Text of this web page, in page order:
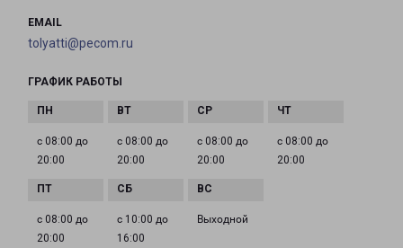
EMAIL
tolyatti@pecom.ru
ГРАФИК РАБОТЫ
с 08:00 до
20:00
с 08:00 до
20:00
с 08:00 до
20:00
с 08:00 до
20:00
с 08:00 до
20:00
с 10:00 до
16:00
Выходной